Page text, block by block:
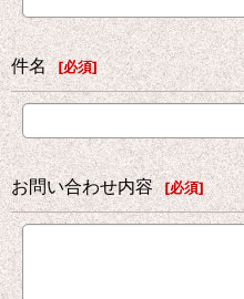
件名 [必須]
お問い合わせ内容 [必須]